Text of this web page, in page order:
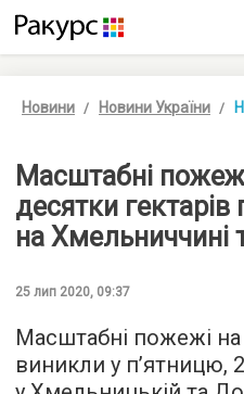
Новини Новини України
Масштабні
десятки
на Хмельниччині
25 лип 2020, 09:37
Масштабні пожежі
виникли у п’ятницю,